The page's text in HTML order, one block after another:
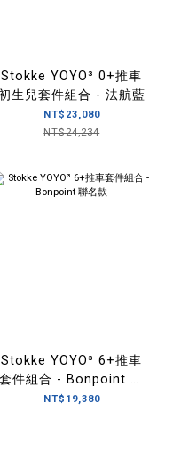
Stokke YOYO³ 0+推車
生兒套件組合 - 法航藍
NT$23,080
NT$24,234
Stokke YOYO³ 6+推車
套件組合 - Bonpoint 聯
名款
NT$19,380